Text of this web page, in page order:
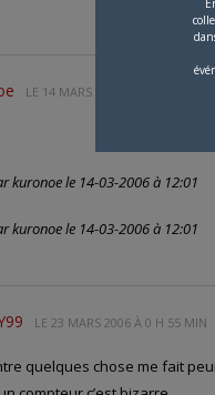
LE 14 MARS 2006 À 11 H 53 MIN
kuronoe le 14-03-2006 à 12:01
kuronoe le 14-03-2006 à 12:01
LE 23 MARS 2006 À 0 H 55 MIN
quelques chose me fait